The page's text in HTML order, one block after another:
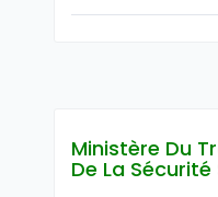
Ministère Du
De La